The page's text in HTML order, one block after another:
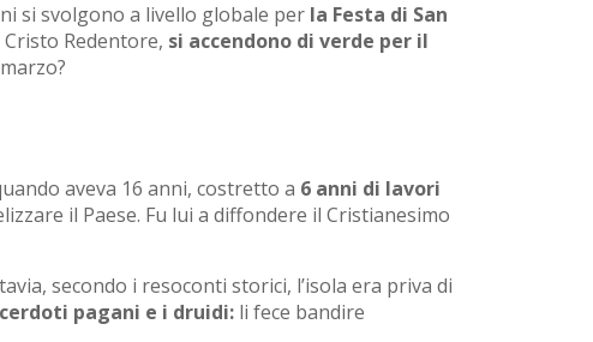
si svolgono a livello globale per la Festa di San
Cristo Redentore, si accendono di verde per il
aveva 16 anni, costretto a 6 anni di lavori
il Paese. Fu lui a diffondere il Cristianesimo
secondo i resoconti storici, l’isola era priva di
pagani e i druidi: li fece bandire